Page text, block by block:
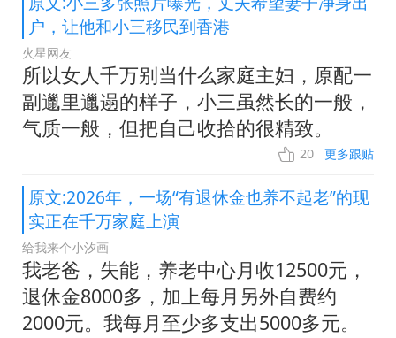
户，让他和小三移民到香港
火星网友
所以女人千万别当什么家庭主妇，原配一
副邋里邋遢的样子，小三虽然长的一般，
气质一般，但把自己收拾的很精致。
20 更多跟贴
原文:2026年，一场“有退休金也养不起老”的现
实正在千万家庭上演
给我来个小汐画
我老爸，失能，养老中心月收12500元，
退休金8000多，加上每月另外自费约
2000元。我每月至少多支出5000多元。